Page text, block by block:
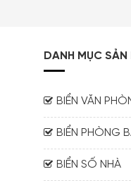
DANH MỤC SẢN
BIỂN VĂN
BIỂN PHÒNG
BIỂN SỐ NHÀ